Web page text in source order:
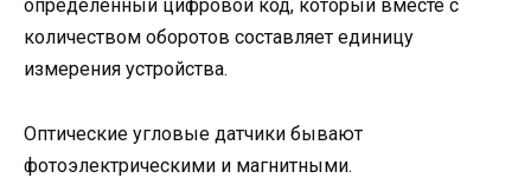
определенный цифровой код, который вместе с
количеством оборотов составляет единицу
измерения устройства.
Оптические угловые датчики бывают
фотоэлектрическими и магнитными.